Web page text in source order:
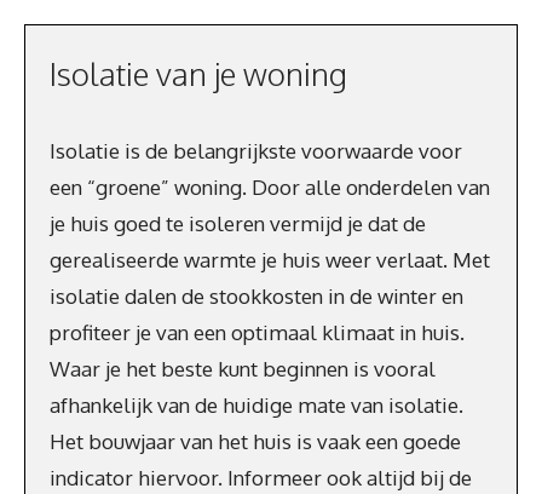
Isolatie van je woning
Isolatie is de belangrijkste voorwaarde voor
een “groene” woning. Door alle onderdelen van
je huis goed te isoleren vermijd je dat de
gerealiseerde warmte je huis weer verlaat. Met
isolatie dalen de stookkosten in de winter en
profiteer je van een optimaal klimaat in huis.
Waar je het beste kunt beginnen is vooral
afhankelijk van de huidige mate van isolatie.
Het bouwjaar van het huis is vaak een goede
indicator hiervoor. Informeer ook altijd bij de